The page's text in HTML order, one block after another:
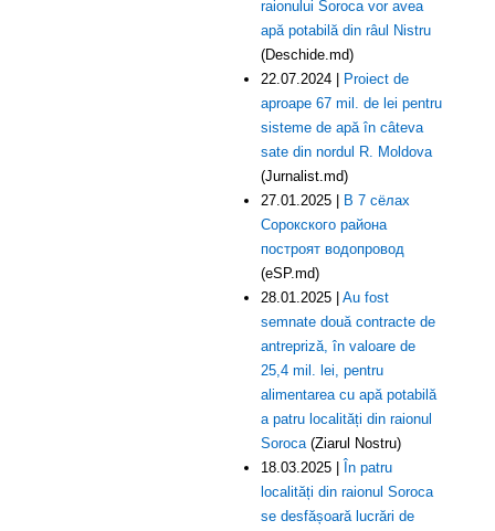
raionului Soroca vor avea
apă potabilă din râul Nistru
(Deschide.md)
22.07.2024 |
Proiect de
aproape 67 mil. de lei pentru
sisteme de apă în câteva
sate din nordul R. Moldova
(Jurnalist.md)
27.01.2025 |
В 7 сёлах
Сорокского района
построят водопровод
(eSP.md)
28.01.2025 | Au fost
semnate două contracte de
antrepriză, în valoare de
25,4 mil. lei, pentru
alimentarea cu apă potabilă
a patru localități din raionul
Soroca(Ziarul Nostru)
18.03.2025 |
În patru
localități din raionul Soroca
se desfășoară lucrări de